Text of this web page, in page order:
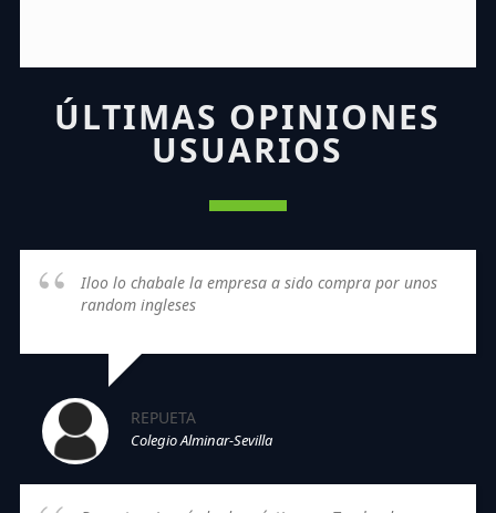
ÚLTIMAS OPINIONES
USUARIOS
Iloo lo chabale la empresa a sido compra por unos
random ingleses
REPUETA
Colegio Alminar-Sevilla